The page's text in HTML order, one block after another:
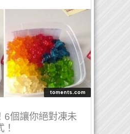
6個讓你絕對凍未